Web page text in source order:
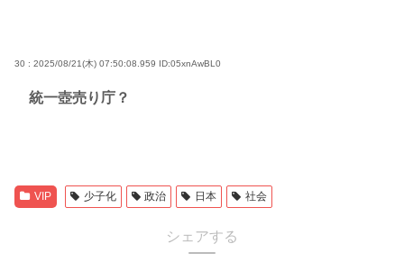
30 : 2025/08/21(木) 07:50:08.959 ID:05xnAwBL0
統一壺売り庁？
VIP 少子化 政治 日本 社会
シェアする